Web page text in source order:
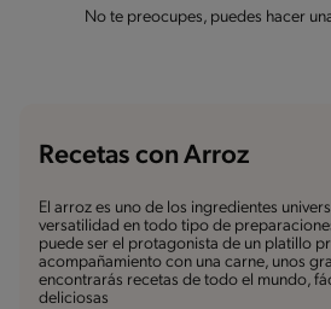
No te preocupes, puedes hacer
Recetas con Arroz
El arroz es uno de los ingredientes
versatilidad en todo tipo de
puede ser el protagonista de un platillo
acompañamiento con una carne, unos
encontrarás recetas de todo el mundo,
deliciosas